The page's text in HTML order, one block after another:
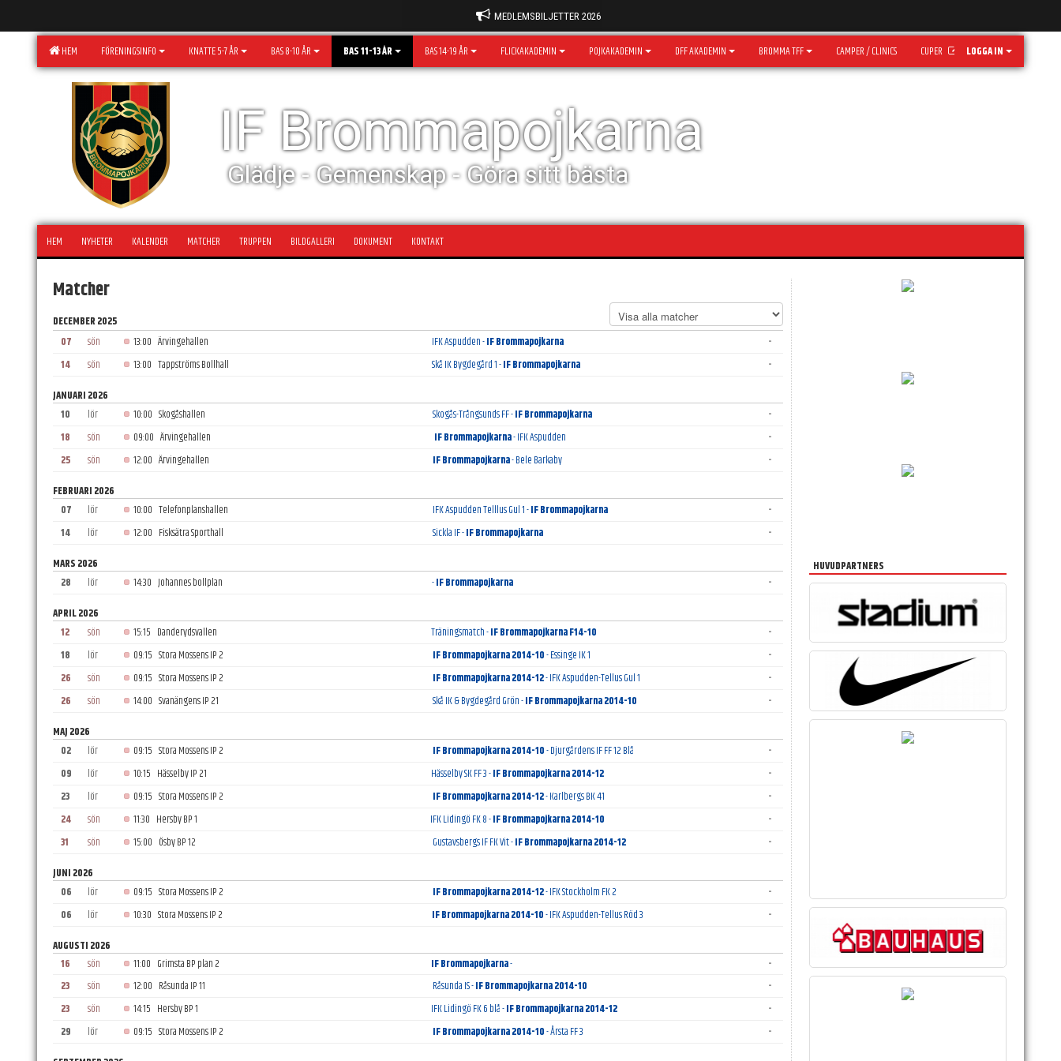
MEDLEMSBILJETTER 2026
HEM FÖRENINGSINFO KNATTE 5-7 ÅR BAS 8-10 ÅR BAS 11-13 ÅR BAS 14-19 ÅR FLICKAKADEMIN POJKAKADEMIN DFF AKADEMIN BROMMA TFF CAMPER / CLINICS CUPER LOGGA IN
IF Brommapojkarna
Glädje - Gemenskap - Göra sitt bästa
HEM NYHETER KALENDER MATCHER TRUPPEN BILDGALLERI DOKUMENT KONTAKT
Matcher
DECEMBER 2025
07
sön 13:00 Ärvingehallen IFK Aspudden -IF Brommapojkarna
-
14
sön 13:00 Tappströms Bollhall Skå IK Bygdegård 1 -IF Brommapojkarna
-
JANUARI 2026
10
lör 10:00 Skogåshallen Skogås-Trångsunds FF -IF Brommapojkarna
-
18
sön 09:00 Ärvingehallen IF Brommapojkarna- IFK Aspudden
-
25
sön 12:00 Ärvingehallen IF Brommapojkarna- Bele Barkaby
-
FEBRUARI 2026
07
lör 10:00 Telefonplanshallen IFK Aspudden Telllus Gul 1 -IF Brommapojkarna
-
14
lör 12:00 Fisksätra Sporthall Sickla IF -IF Brommapojkarna
-
MARS 2026
28
lör 14:30 Johannes bollplan -IF Brommapojkarna
-
APRIL 2026
12
sön 15:15 Danderydsvallen Träningsmatch -IF Brommapojkarna F14-10
-
18
lör 09:15 Stora Mossens IP 2 IF Brommapojkarna 2014-10- Essinge IK 1
-
26
sön 09:15 Stora Mossens IP 2 IF Brommapojkarna 2014-12- IFK Aspudden-Tellus Gul 1
-
26
sön 14:00 Svanängens IP 21 Skå IK & Bygdegård Grön -IF Brommapojkarna 2014-10
-
MAJ 2026
02
lör 09:15 Stora Mossens IP 2 IF Brommapojkarna 2014-10- Djurgårdens IF FF 12 Blå
-
09
lör 10:15 Hässelby IP 21 Hässelby SK FF 3 -IF Brommapojkarna 2014-12
-
23
lör 09:15 Stora Mossens IP 2 IF Brommapojkarna 2014-12- Karlbergs BK 41
-
24
sön 11:30 Hersby BP 1 IFK Lidingö FK 8 -IF Brommapojkarna 2014-10
-
31
sön 15:00 Ösby BP 12 Gustavsbergs IF FK Vit -IF Brommapojkarna 2014-12
-
JUNI 2026
06
lör 09:15 Stora Mossens IP 2 IF Brommapojkarna 2014-12- IFK Stockholm FK 2
-
06
lör 10:30 Stora Mossens IP 2 IF Brommapojkarna 2014-10- IFK Aspudden-Tellus Röd 3
-
AUGUSTI 2026
16
sön 11:00 Grimsta BP plan 2 IF Brommapojkarna-
-
23
sön 12:00 Råsunda IP 11 Råsunda IS -IF Brommapojkarna 2014-10
-
23
sön 14:15 Hersby BP 1 IFK Lidingö FK 6 blå -IF Brommapojkarna 2014-12
-
29
lör 09:15 Stora Mossens IP 2 IF Brommapojkarna 2014-10- Årsta FF 3
-
HUVUDPARTNERS